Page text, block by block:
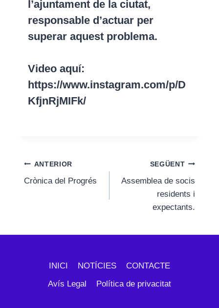
l’ajuntament de la ciutat,
responsable d’actuar per
superar aquest problema.
Video aquí:
https://www.instagram.com/p/D
KfjnRjMIFk/
Navegació
d'entrades
ANTERIOR
Crònica del Progrés
SEGÜENT
Assemblea de socis
residents i
expectants.
INICI NOTÍCIES
CONTACTE
Avís Legal
Política de privacitat